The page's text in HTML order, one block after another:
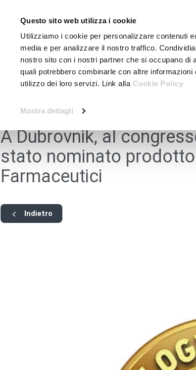
Questo sito web utilizza i cookie
Utilizziamo i cookie per personalizzare contenuti
media e per analizzare il nostro traffico.
nostro sito con i nostri partner che si occupano di
quali potrebbero combinarle con altre
utilizzo dei loro servizi. Link alla Cookie Policy
Mostra dettagli
A Dubrovnik, al
stato nominato prodotto
Farmaceutici
Indietro